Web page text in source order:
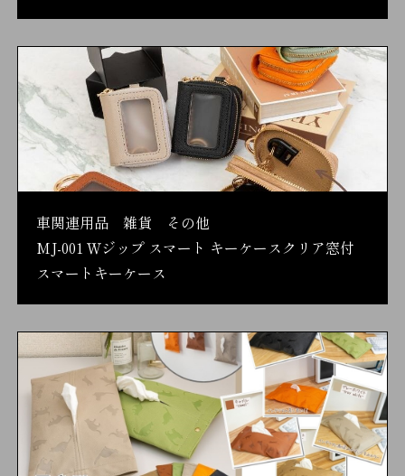
車関連用品 雑貨 その他
MJ-001 Ｗジップ スマート キーケースクリア窓付
スマートキーケース